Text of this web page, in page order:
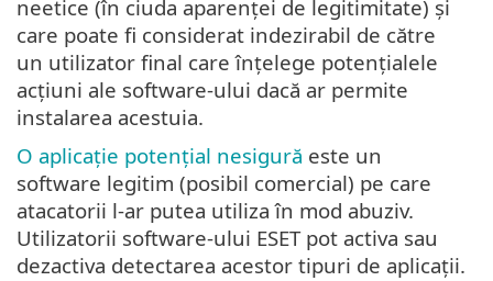
neetice (în ciuda aparenței de legitimitate) și
care poate fi considerat indezirabil de către
un utilizator final care înțelege potențialele
acțiuni ale software-ului dacă ar permite
instalarea acestuia.
O aplicație potențial nesigură este un
software legitim (posibil comercial) pe care
atacatorii l-ar putea utiliza în mod abuziv.
Utilizatorii software-ului ESET pot activa sau
dezactiva detectarea acestor tipuri de aplicații.